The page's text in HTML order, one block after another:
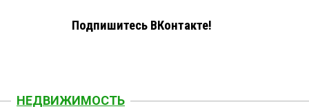
Подпишитесь ВКонтакте!
НЕДВИЖИМОСТЬ